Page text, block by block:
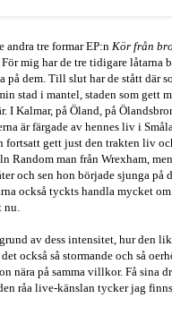
andra tre formar EP:n Kör från
För mig har de tre tidigare
dem. Till slut har de stått där
stad i mantel, staden som gett
I Kalmar, på Öland, på
är färgade av hennes liv i
gett just den trakten liv
Random man från Wrexham,
och sen hon började sjunga på
också tyckts handla mycket om
av dess intensitet, hur den
också så stormande och så
nära på samma villkor. Få sina
råa live-känslan tycker jag